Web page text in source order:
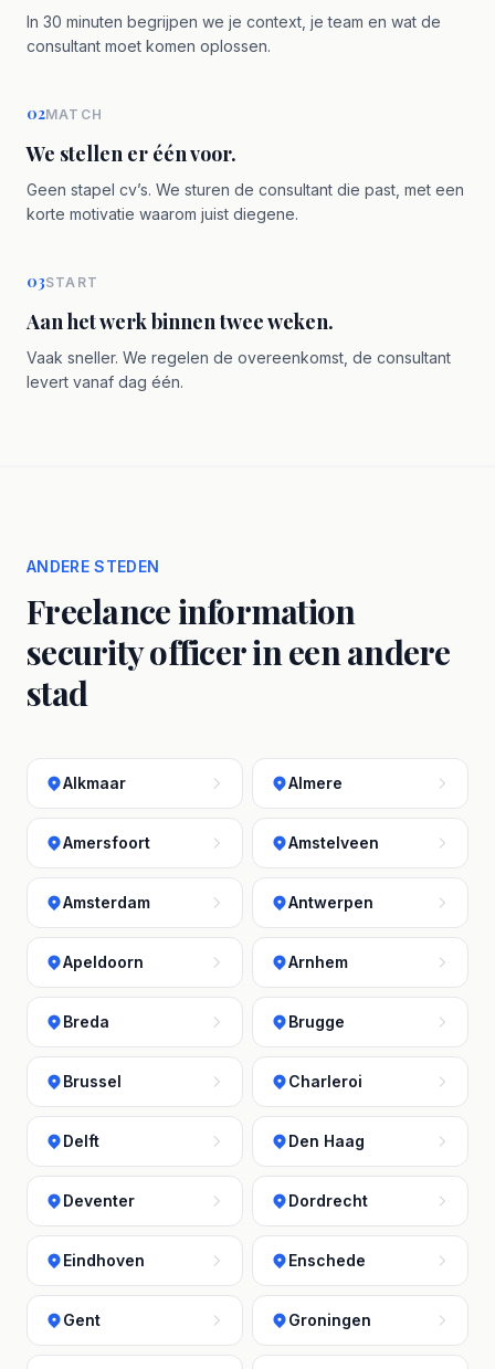
In 30 minuten begrijpen we je context, je team en wat de
consultant moet komen oplossen.
02MATCH
We stellen er één voor.
Geen stapel cv’s. We sturen de consultant die past, met een
korte motivatie waarom juist diegene.
03START
Aan het werk binnen twee weken.
Vaak sneller. We regelen de overeenkomst, de consultant
levert vanaf dag één.
ANDERE STEDEN
Freelance information
security officer in een andere
stad
Alkmaar Almere
Amersfoort Amstelveen
Amsterdam Antwerpen
Apeldoorn Arnhem
Breda Brugge
Brussel Charleroi
Delft Den Haag
Deventer Dordrecht
Eindhoven Enschede
Gent Groningen